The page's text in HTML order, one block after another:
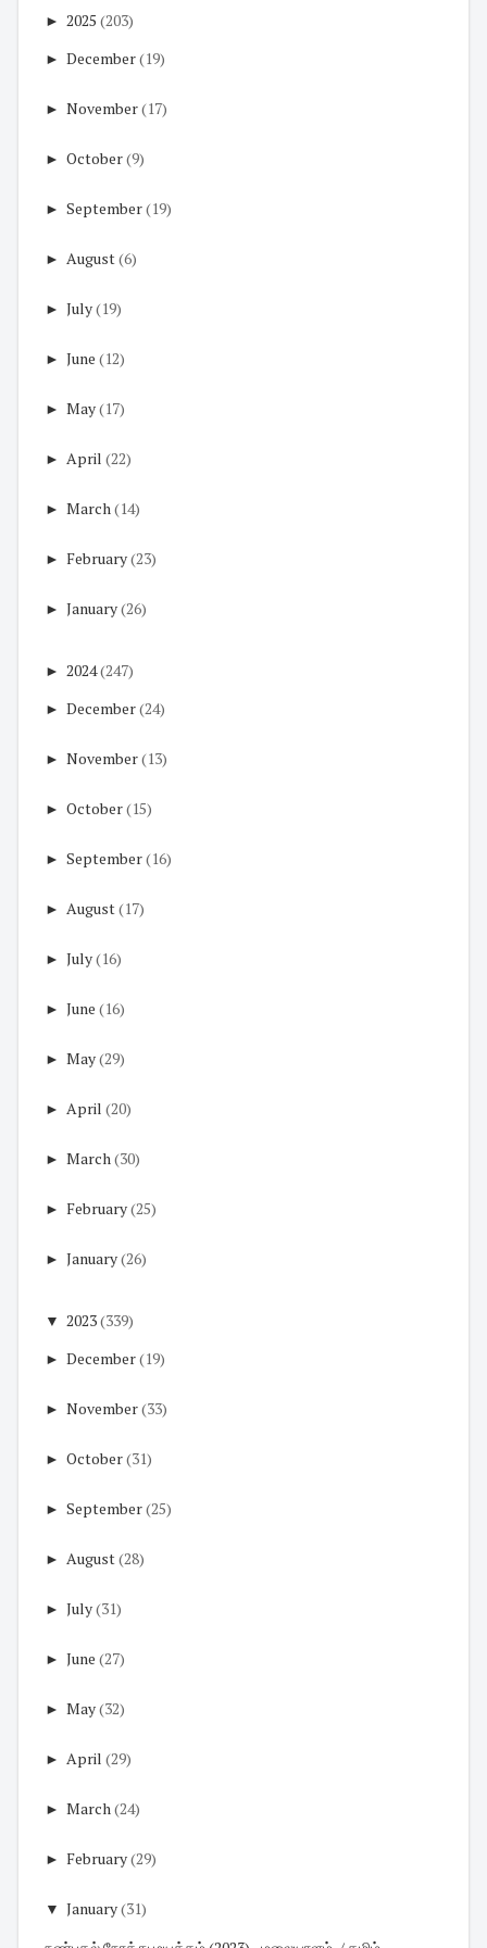
► 2025 (203)
► December(19)
► November(17)
► October(9)
► September(19)
► August(6)
► July(19)
► June (12)
► May(17)
► April (22)
► March(14)
► February(23)
► January(26)
► 2024(247)
► December(24)
► November(13)
► October(15)
► September(16)
► August(17)
► July(16)
► June (16)
► May(29)
► April (20)
► March(30)
► February(25)
► January(26)
▼ 2023(339)
► December(19)
► November(33)
► October(31)
► September(25)
► August(28)
► July(31)
► June (27)
► May(32)
► April (29)
► March(24)
► February(29)
▼ January(31)